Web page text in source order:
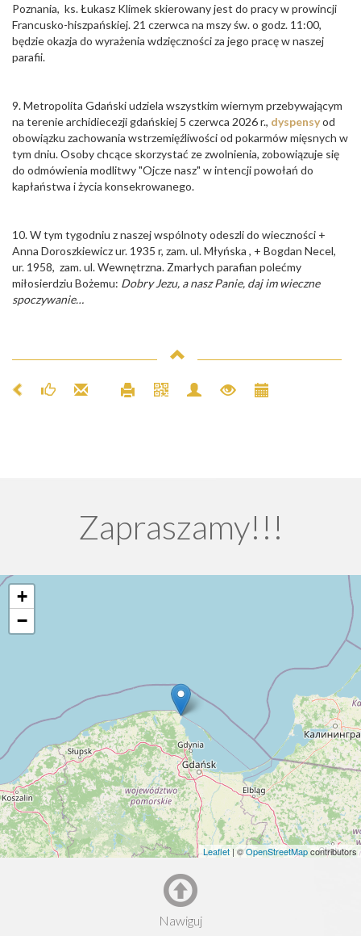
Poznania, ks. Łukasz Klimek skierowany jest do pracy w prowincji
Francusko-hiszpańskiej. 21 czerwca na mszy św. o godz. 11:00,
będzie okazja do wyrażenia wdzięczności za jego pracę w naszej
parafii.
9. Metropolita Gdański udziela wszystkim wiernym przebywającym
na terenie archidiecezji gdańskiej 5 czerwca 2026 r., dyspensyod
obowiązku zachowania wstrzemięźliwości od pokarmów mięsnych w
tym dniu. Osoby chcące skorzystać ze zwolnienia, zobowiązuje się
do odmówienia modlitwy "Ojcze nasz" w intencji powołań do
kapłaństwa i życia konsekrowanego.
10. W tym tygodniu z naszej wspólnoty odeszli do wieczności +
Anna Doroszkiewicz ur. 1935 r, zam. ul. Młyńska , + Bogdan Necel,
ur. 1958, zam. ul. Wewnętrzna. Zmarłych parafian polećmy
miłosierdziu Bożemu: Dobry Jezu, a nasz Panie, daj im wieczne
spoczywanie…
Zapraszamy!!!
+
−
Leaflet | ©OpenStreetMapcontributors
Nawiguj